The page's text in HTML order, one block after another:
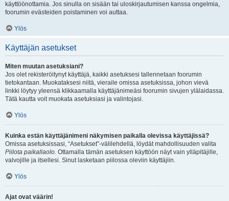
käyttöönottamia. Jos sinulla on sisään tai uloskirjautumisen kanssa ongelmia,
foorumin evästeiden poistaminen voi auttaa.
Ylös
Käyttäjän asetukset
Miten muutan asetuksiani?
Jos olet rekisteröitynyt käyttäjä, kaikki asetuksesi tallennetaan foorumin
tietokantaan. Muokataksesi niitä, vieraile omissa asetuksissa, johon vievä
linkki löytyy yleensä klikkaamalla käyttäjänimeäsi foorumin sivujen ylälaidassa.
Tätä kautta voit muokata asetuksiasi ja valintojasi.
Ylös
Kuinka estän käyttäjänimeni näkymisen paikalla olevissa käyttäjissä?
Omissa asetuksissasi, “Asetukset”-välilehdellä, löydät mahdollisuuden valita
Piilota paikallaolo. Ottamalla tämän asetuksen käyttöön näyt vain ylläpitäjille,
valvojille ja itsellesi. Sinut lasketaan piilossa oleviin käyttäjiin.
Ylös
Ajat ovat väärin!